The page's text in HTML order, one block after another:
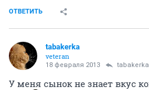
ОТВЕТИТЬ
tabakerka
veteran
18 февраля 2013 tabakerka
У меня сынок не знает вкус